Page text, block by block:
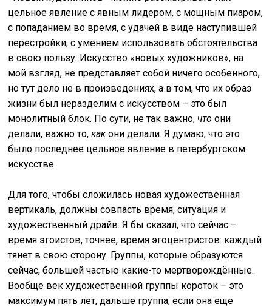
цельное явление с явным лидером, с мощным пиаром,
с попаданием во время, с удачей в виде наступившей
перестройки, с умением использовать обстоятельства
в свою пользу. Искусство «новых художников», на
мой взгляд, не представляет собой ничего особенного,
но тут дело не в произведениях, а в том, что их образ
жизни был неразделим с искусством – это был
монолитный блок. По сути, не так важно, что они
делали, важно то,какони делали. Я думаю, что это
было последнее цельное явление в петербургском
искусстве.
Для того, чтобы сложилась новая художественная
вертикаль, должны совпасть время, ситуация и
художественный драйв. Я бы сказал, что сейчас –
время эгоистов, точнее, время эгоцентристов: каждый
тянет в свою сторону. Группы, которые образуются
сейчас, большей частью какие-то мертворождённые.
Вообще век художественной группы короток – это
максимум пять лет, дальше группа, если она еще